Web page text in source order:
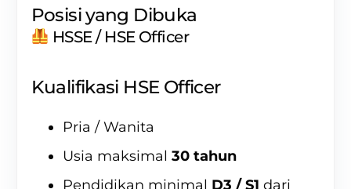
Posisi yang Dibuka
HSSE / HSE Officer
Kualifikasi HSE Officer
Pria / Wanita
Usia maksimal 30 tahun
Pendidikan minimal D3 / S1 dari